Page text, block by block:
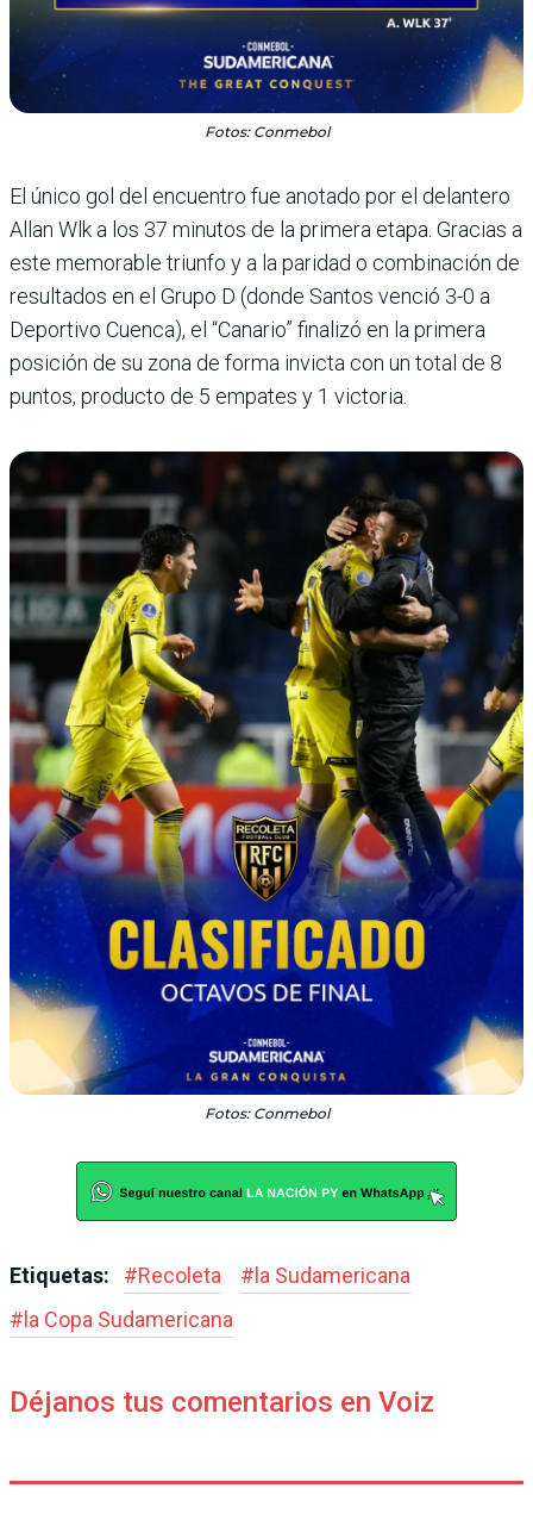
Fotos: Conmebol
El único gol del encuentro fue anotado por el delantero
Allan Wlk a los 37 minutos de la primera etapa. Gracias a
este memorable triunfo y a la paridad o combinación de
resultados en el Grupo D (donde Santos venció 3-0 a
Deportivo Cuenca), el “Canario” finalizó en la primera
posición de su zona de forma invicta con un total de 8
puntos, producto de 5 empates y 1 victoria.
Fotos: Conmebol
Etiquetas: #Recoleta # la Sudamericana
# la Copa Sudamericana
Déjanos tus comentarios en Voiz